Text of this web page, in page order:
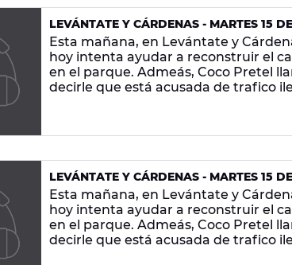
LEVÁNTATE Y CÁRDENAS - MARTES 15
Esta mañana, en Levántate y
hoy intenta ayudar a reconstruir el
en el parque. Admeás, Coco Pretel
decirle que está acusada de trafico
LEVÁNTATE Y CÁRDENAS - MARTES 15
Esta mañana, en Levántate y
hoy intenta ayudar a reconstruir el
en el parque. Admeás, Coco Pretel
decirle que está acusada de trafico